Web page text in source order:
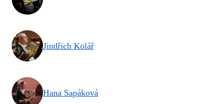
Jindřich Kolář
Hana Sapáková